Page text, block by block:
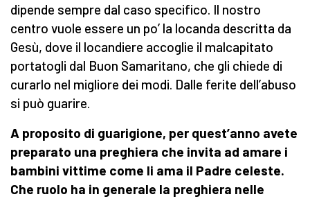
dipende sempre dal caso specifico. Il nostro
centro vuole essere un po’ la locanda descritta da
Gesù, dove il locandiere accoglie il malcapitato
portatogli dal Buon Samaritano, che gli chiede di
curarlo nel migliore dei modi. Dalle ferite dell’abuso
si può guarire.
A proposito di guarigione, per quest’anno avete
preparato una preghiera che invita ad amare i
bambini vittime come li ama il Padre celeste.
Che ruolo ha in generale la preghiera nelle